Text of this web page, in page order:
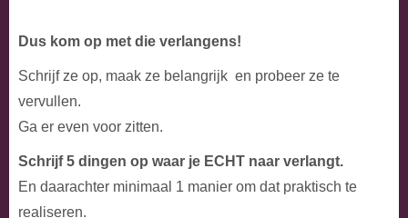
Dus kom op met die verlangens!
Schrijf ze op, maak ze belangrijk en probeer ze te
vervullen.
Ga er even voor zitten.
Schrijf 5 dingen op waar je ECHT naar verlangt.
En daarachter minimaal 1 manier om dat praktisch te
realiseren.